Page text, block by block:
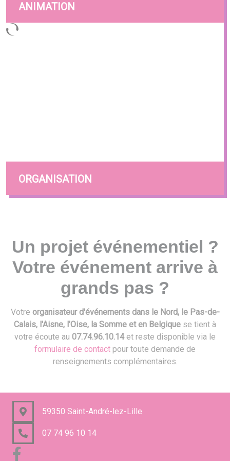
ANIMATION
ORGANISATION
Un projet événementiel ?
Votre événement arrive à
grands pas ?
Votre organisateur d'événements dans le Nord, le Pas-de-
Calais, l'Aisne, l'Oise, la Somme et en Belgique se tient à
votre écoute au 07.74.96.10.14et reste disponible via le
formulaire de contact pour toute demande de
renseignements complémentaires.
59350 Saint-André-lez-Lille
07 74 96 10 14